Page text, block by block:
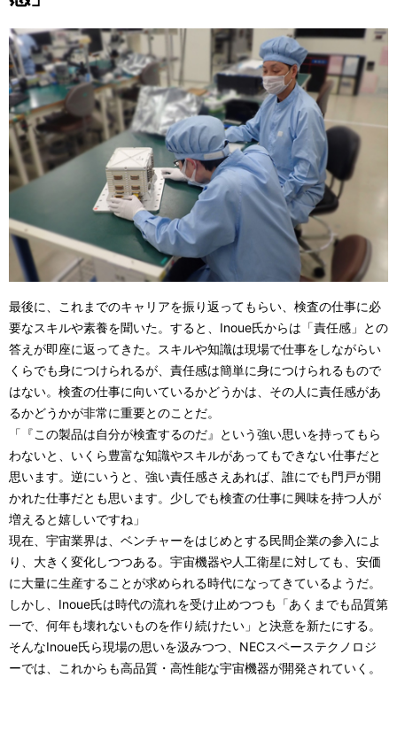
最後に、これまでのキャリアを振り返ってもらい、検査の仕事に必
要なスキルや素養を聞いた。すると、Inoue氏からは「責任感」との
答えが即座に返ってきた。スキルや知識は現場で仕事をしながらい
くらでも身につけられるが、責任感は簡単に身につけられるもので
はない。検査の仕事に向いているかどうかは、その人に責任感があ
るかどうかが非常に重要とのことだ。
「『この製品は自分が検査するのだ』という強い思いを持ってもら
わないと、いくら豊富な知識やスキルがあってもできない仕事だと
思います。逆にいうと、強い責任感さえあれば、誰にでも門戸が開
かれた仕事だとも思います。少しでも検査の仕事に興味を持つ人が
増えると嬉しいですね」
現在、宇宙業界は、ベンチャーをはじめとする民間企業の参入によ
り、大きく変化しつつある。宇宙機器や人工衛星に対しても、安価
に大量に生産することが求められる時代になってきているようだ。
しかし、Inoue氏は時代の流れを受け止めつつも「あくまでも品質第
一で、何年も壊れないものを作り続けたい」と決意を新たにする。
そんなInoue氏ら現場の思いを汲みつつ、NECスペーステクノロジ
ーでは、これからも高品質・高性能な宇宙機器が開発されていく。